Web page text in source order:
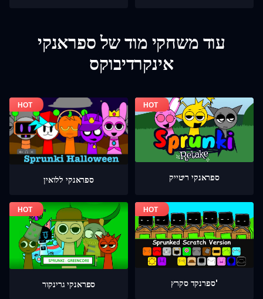
עוד משחקי מוד של ספראנקי
אינקרדיבוקס
ספראנקי ללואין ספראנקי ריטייק
ספראנקי גרינקור ספרנקד סקרץ'